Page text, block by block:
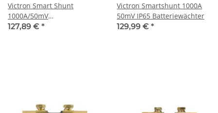
Victron Smart Shunt
1000A/50mV
Batteriewächter
127,89 € *
Victron Smartshunt 1000A
50mV IP65 Batteriewächter
129,99 € *